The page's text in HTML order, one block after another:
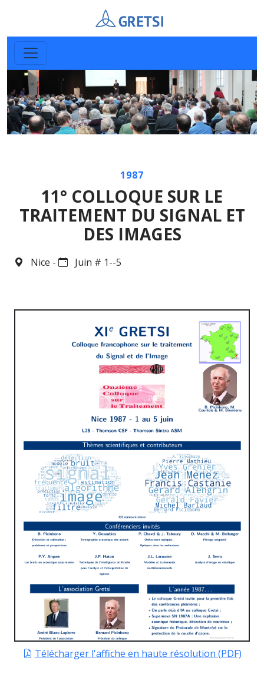
1987
11° COLLOQUE SUR LE
TRAITEMENT DU SIGNAL ET
DES IMAGES
Nice - Juin # 1--5
Télécharger l'affiche en haute résolution (PDF)